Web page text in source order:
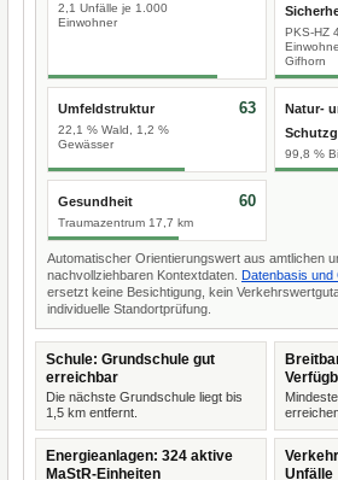
2,1 Unfälle je 1.000
Einwohner
PKS-HZ
Gifhorn
Umfeldstruktur
22,1 % Wald, 1,2 %
Gewässer
63
Natur-
99,8 %
Gesundheit
Traumazentrum 17,7 km
60
Automatischer Orientierungswert aus amtlichen
nachvollziehbaren Kontextdaten. Datenbasis und
ersetzt keine Besichtigung, kein
individuelle Standortprüfung.
Schule: Grundschule gut
erreichbar
Die nächste Grundschule liegt bis
1,5 km entfernt.
Energieanlagen: 324 aktive
MaStR-Einheiten
Unfälle